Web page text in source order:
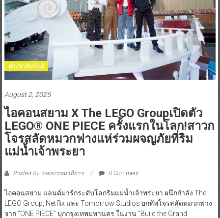
ประชาสัมพันธ์
August 2, 2025
ไอคอนสยาม X The LEGO Groupเปิดตัว
LEGO® ONE PIECE ครั้งแรกในโลก!สาวก
โจรสลัดหมวกฟางแห่ร่วมผจญภัยที่ริม
แม่น้ำเจ้าพระยา
Posted By: กองบรรณาธิการ 0 Comment
ไอคอนสยาม แลนด์มาร์กระดับโลกริมแม่น้ำเจ้าพระยา ผนึกกำลัง The
LEGO Group, Netflix และ Tomorrow Studios ยกทัพโจรสลัดหมวกฟาง
จาก “ONE PIECE” บุกกรุงเทพมหานคร ในงาน “Build the Grand